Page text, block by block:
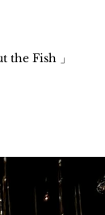
the Fish 」